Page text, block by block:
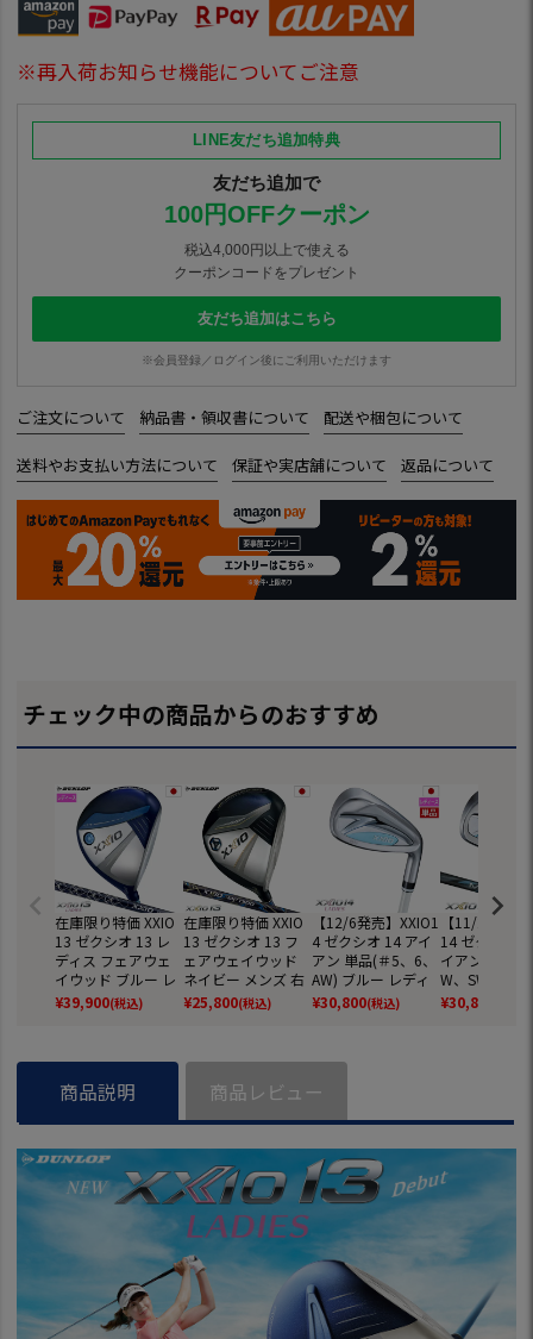
※再入荷お知らせ機能についてご注意
LINE友だち追加特典
友だち追加で
100円OFFクーポン
税込4,000円以上で使える
クーポンコードをプレゼント
友だち追加はこちら
※会員登録／ログイン後にご利用いただけます
ご注文について 納品書・領収書について 配送や梱包について
送料やお支払い方法について 保証や実店舗について 返品について
チェック中の商品からのおすすめ
在庫限り特価 XXIO
13 ゼクシオ 13 レ
ディス フェアウェ
イウッド ブルー レ
ディース 右用 ゼク
シオ MP1300L カー
デル 日本正規品
¥39,900(税込)
在庫限り特価 XXIO
13 ゼクシオ 13 フ
ェアウェイウッド
ネイビー メンズ 右
用 ゼクシオ MP130
0 カーボンシャフト
規品
¥25,800(税込)
【12/6発売】XXIO1
4 ゼクシオ 14 アイ
アン 単品(＃5、6、
AW) ブルー レディ
ース 右用 ゼクシオ
MP1400L カーボン
品
¥30,800(税込)
【11/22発売
14 ゼクシオ
イアン 単品(
W、SW) メン
用 ゼクシオ
0 カーボンシ
¥30,800
商品説明 商品レビュー